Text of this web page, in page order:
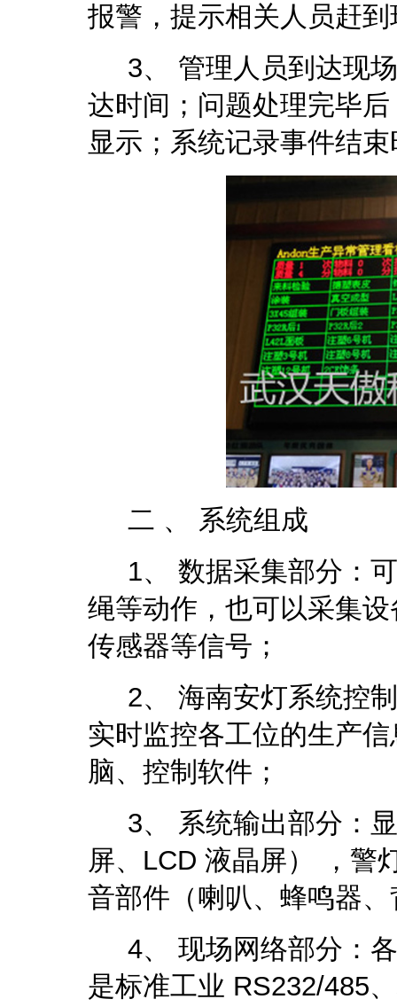
报警，提示相关人员赶
3、 管理人员到达现场
达时间；问题处理完毕
显示；系统记录事件结
二 、 系统组成
1、 数据采集部分：可
绳等动作，也可以采集
传感器等信号；
2、 海南安灯系统控
实时监控各工位的生产
脑、控制软件；
3、 系统输出部分：显
屏、LCD 液晶屏） ，警
音部件（喇叭、蜂鸣器
4、 现场网络部分：各
是标准工业 RS232/485